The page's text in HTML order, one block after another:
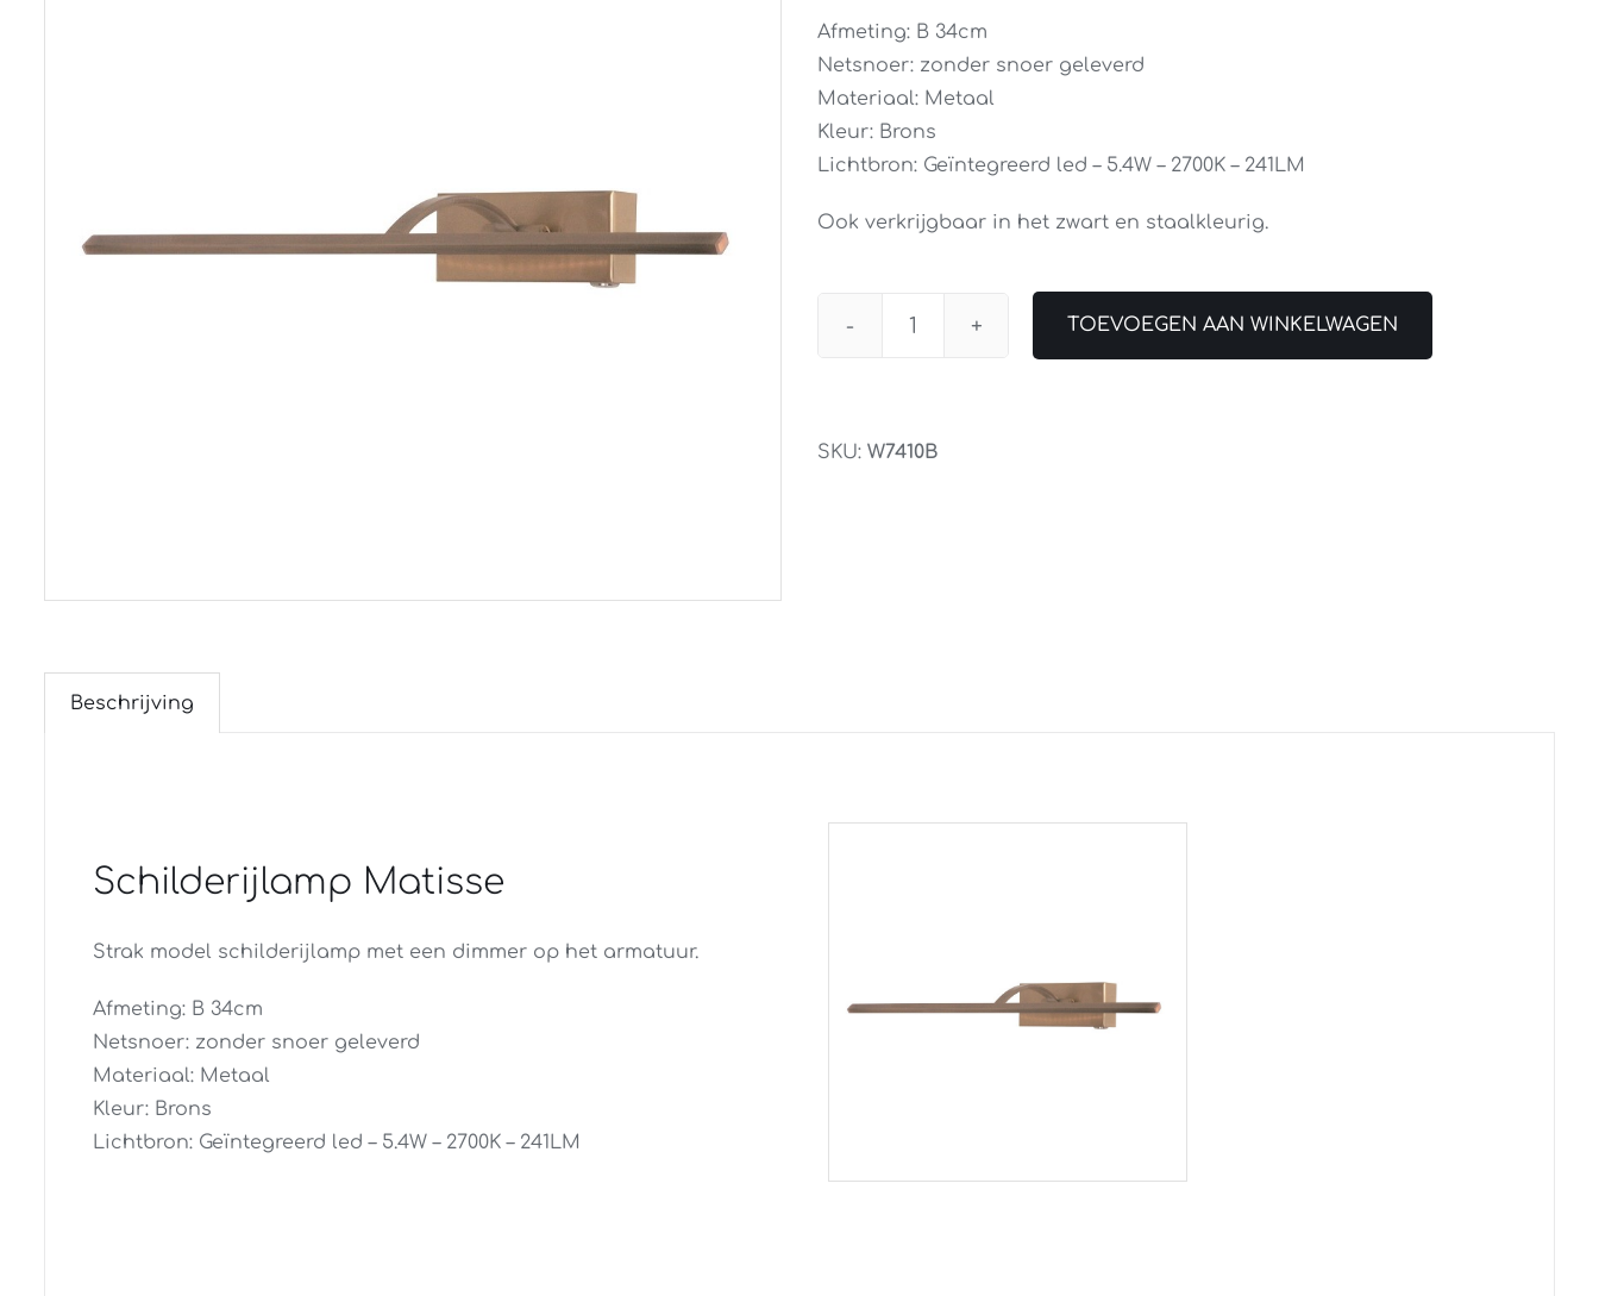
Afmeting: B 34cm
Netsnoer: zonder snoer geleverd
Materiaal: Metaal
Kleur: Brons
Lichtbron: Geïntegreerd led – 5.4W – 2700K – 241LM
Ook verkrijgbaar in het zwart en staalkleurig.
Wandlamp
Dimmer
TOEVOEGEN AAN WINKELWAGEN
SKU: W7410B
Beschrijving
Schilderijlamp Matisse
Strak model schilderijlamp met een dimmer op het armatuur.
Afmeting: B 34cm
Netsnoer: zonder snoer geleverd
Materiaal: Metaal
Kleur: Brons
Lichtbron: Geïntegreerd led – 5.4W – 2700K – 241LM